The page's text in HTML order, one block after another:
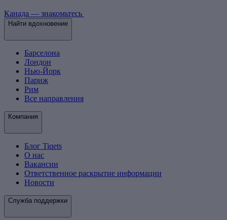
Канада — знакомьтесь
Найти вдохновение
Барселона
Лондон
Нью-Йорк
Париж
Рим
Все направления
Компания
Блог Tiqets
О нас
Вакансии
Ответственное раскрытие информации
Новости
Служба поддержки